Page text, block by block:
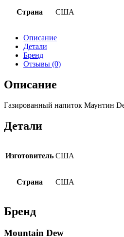
Страна США
Описание
Детали
Бренд
Отзывы (0)
Описание
Газированный напиток Маунтин
Детали
Изготовитель США
Страна США
Бренд
Mountain Dew